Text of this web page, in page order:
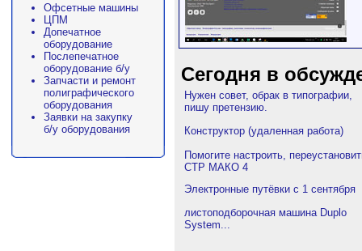
Офсетные машины
ЦПМ
Допечатное
оборудование
Послепечатное
оборудование б/у
Запчасти и ремонт
полиграфического
оборудования
Заявки на закупку
б/у оборудования
Сегодня в
Нужен совет, обрак в типографии,
пишу претензию.
Конструктор (удаленная работа)
Помогите настроить,
СТР МАКО 4
Электронные путёвки с 1 сентября
листоподборочная машина Duplo
System...